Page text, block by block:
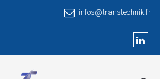
infos@transtechnik.fr